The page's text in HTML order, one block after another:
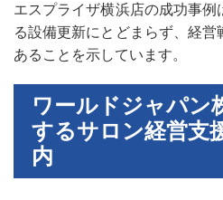
エスプライザ横浜店の成功事
る設備更新にとどまらず、経
あることを示しています。
ワールドジャパン
するサロン経営支
内